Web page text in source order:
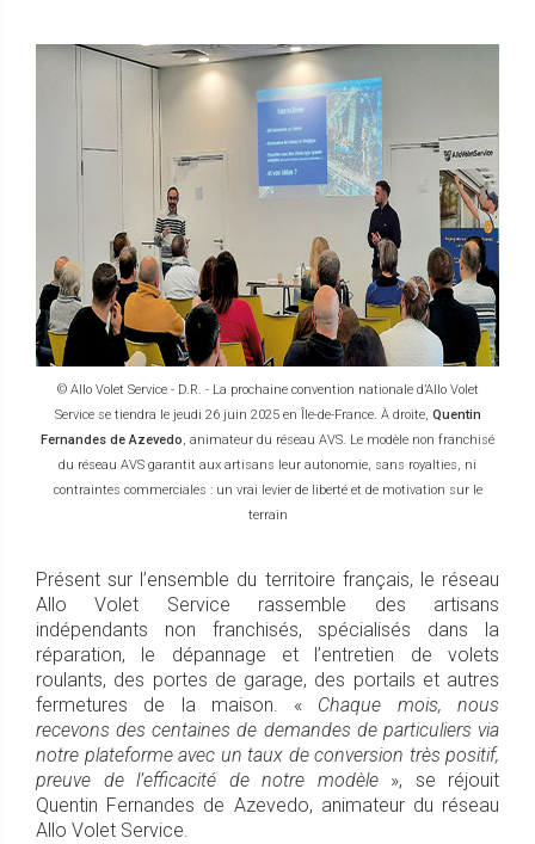
© Allo Volet Service - D.R. - La prochaine convention nationale d’Allo Volet
Service se tiendra le jeudi 26 juin 2025 en Île-de-France. À droite, Quentin
Fernandes de Azevedo, animateur du réseau AVS. Le modèle non franchisé
du réseau AVS garantit aux artisans leur autonomie, sans royalties, ni
contraintes commerciales : un vrai levier de liberté et de motivation sur le
terrain
Présent sur l’ensemble du territoire français, le réseau
Allo Volet Service rassemble des artisans
indépendants non franchisés, spécialisés dans la
réparation, le dépannage et l’entretien de volets
roulants, des portes de garage, des portails et autres
fermetures de la maison. « Chaque mois, nous
recevons des centaines de demandes de particuliers via
notre plateforme avec un taux de conversion très positif,
preuve de l’efficacité de notre modèle», se réjouit
Quentin Fernandes de Azevedo, animateur du réseau
Allo Volet Service.